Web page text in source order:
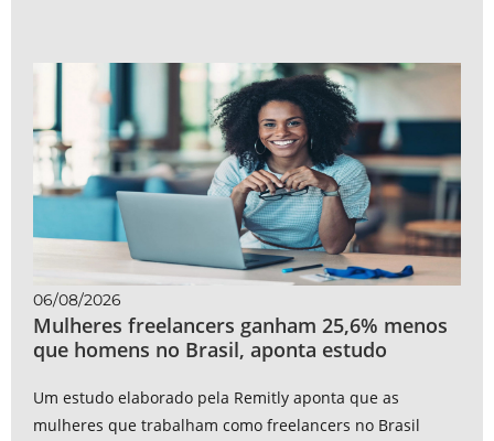
06/08/2026
Mulheres freelancers ganham 25,6% menos
que homens no Brasil, aponta estudo
Um estudo elaborado pela Remitly aponta que as
mulheres que trabalham como freelancers no Brasil